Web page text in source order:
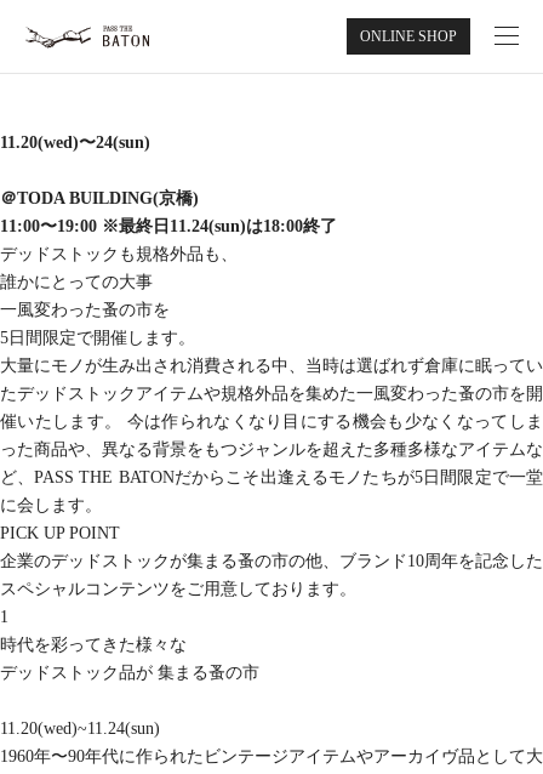
ONLINE SHOP
RECRUIT
PASS THE BATON MARKET
ONLINE SHOP
Recruit Privacy Policy
Company
Return Policy
11.20(wed)〜24(sun)
＠TODA BUILDING(京橋)
11:00〜19:00 ※最終日11.24(sun)は18:00終了
デッドストックも規格外品も、
誰かにとっての大事
一風変わった蚤の市を
5日間限定で開催します。
大量にモノが生み出され消費される中、当時は選ばれず倉庫に眠ってい
たデッドストックアイテムや規格外品を集めた一風変わった蚤の市を開
催いたします。 今は作られなくなり目にする機会も少なくなってしま
った商品や、異なる背景をもつジャンルを超えた多種多様なアイテムな
ど、PASS THE BATONだからこそ出逢えるモノたちが5日間限定で一堂
に会します。
PICK UP POINT
企業のデッドストックが集まる蚤の市の他、ブランド10周年を記念した
スペシャルコンテンツをご用意しております。
1
時代を彩ってきた様々な
デッドストック品が 集まる蚤の市
11.20(wed)~11.24(sun)
1960年〜90年代に作られたビンテージアイテムやアーカイヴ品として大